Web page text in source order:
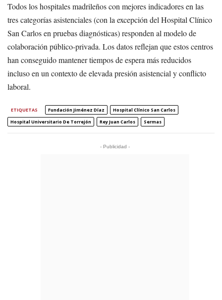
Todos los hospitales madrileños con mejores indicadores en las
tres categorías asistenciales (con la excepción del Hospital Clínico
San Carlos en pruebas diagnósticas) responden al modelo de
colaboración público-privada. Los datos reflejan que estos centros
han conseguido mantener tiempos de espera más reducidos
incluso en un contexto de elevada presión asistencial y conflicto
laboral.
ETIQUETAS Fundación Jiménez Díaz
Hospital Clínico San Carlos
Hospital Universitario De Torrejón
Rey Juan Carlos Sermas
- Publicidad -